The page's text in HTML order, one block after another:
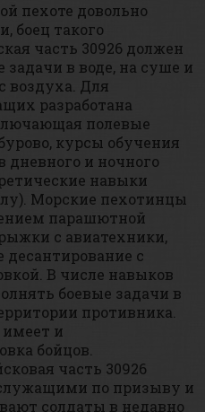
пехоте довольно
боец такого
часть 30926 должен
в воде, на суше и
воздуха. Для
разработана
полевые
курсы обучения
и ночного
навыки
Морские пехотинцы
парашютной
с авиатехники,
десантирование с
В числе навыков
боевые задачи в
противника.
и
бойцов.
часть 30926
по призыву и
солдаты в недавно